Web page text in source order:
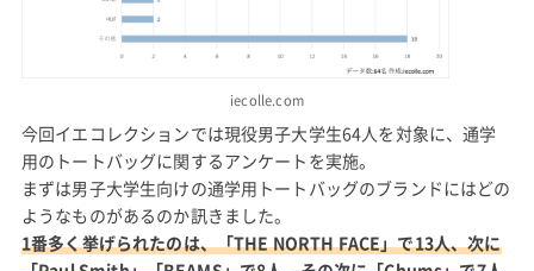
iecolle.com
今回イエコレクションでは現役男子大学生64人を対象に、通学
用のトートバッグに関するアンケートを実施。
まずは男子大学生向けの通学用トートバッグのブランドにはどの
ようなものがあるのか訊きました。
1番多く挙げられたのは、「THE NORTH FACE」で13人、次に